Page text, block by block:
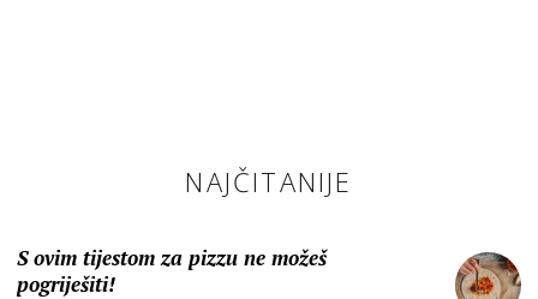
NAJČITANIJE
S ovim tijestom za pizzu ne možeš
pogriješiti!